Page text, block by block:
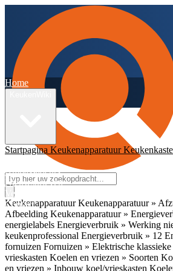
KeukenapparatuurKeukenapparatuur »
Afbeelding Keukenapparatuur »
energielabels Energieverbruik » Werking
keukenprofessional Energieverbruik » 12
fornuizen Fornuizen » Elektrische
vrieskasten Koelen en vriezen » Soorten
en vriezen » Inbouw koel/vrieskasten
Home
Startpagina Keukenapparatuur
Ambassadeurs
Nieuwsbrieven
Veelgestelde vragen
Contact